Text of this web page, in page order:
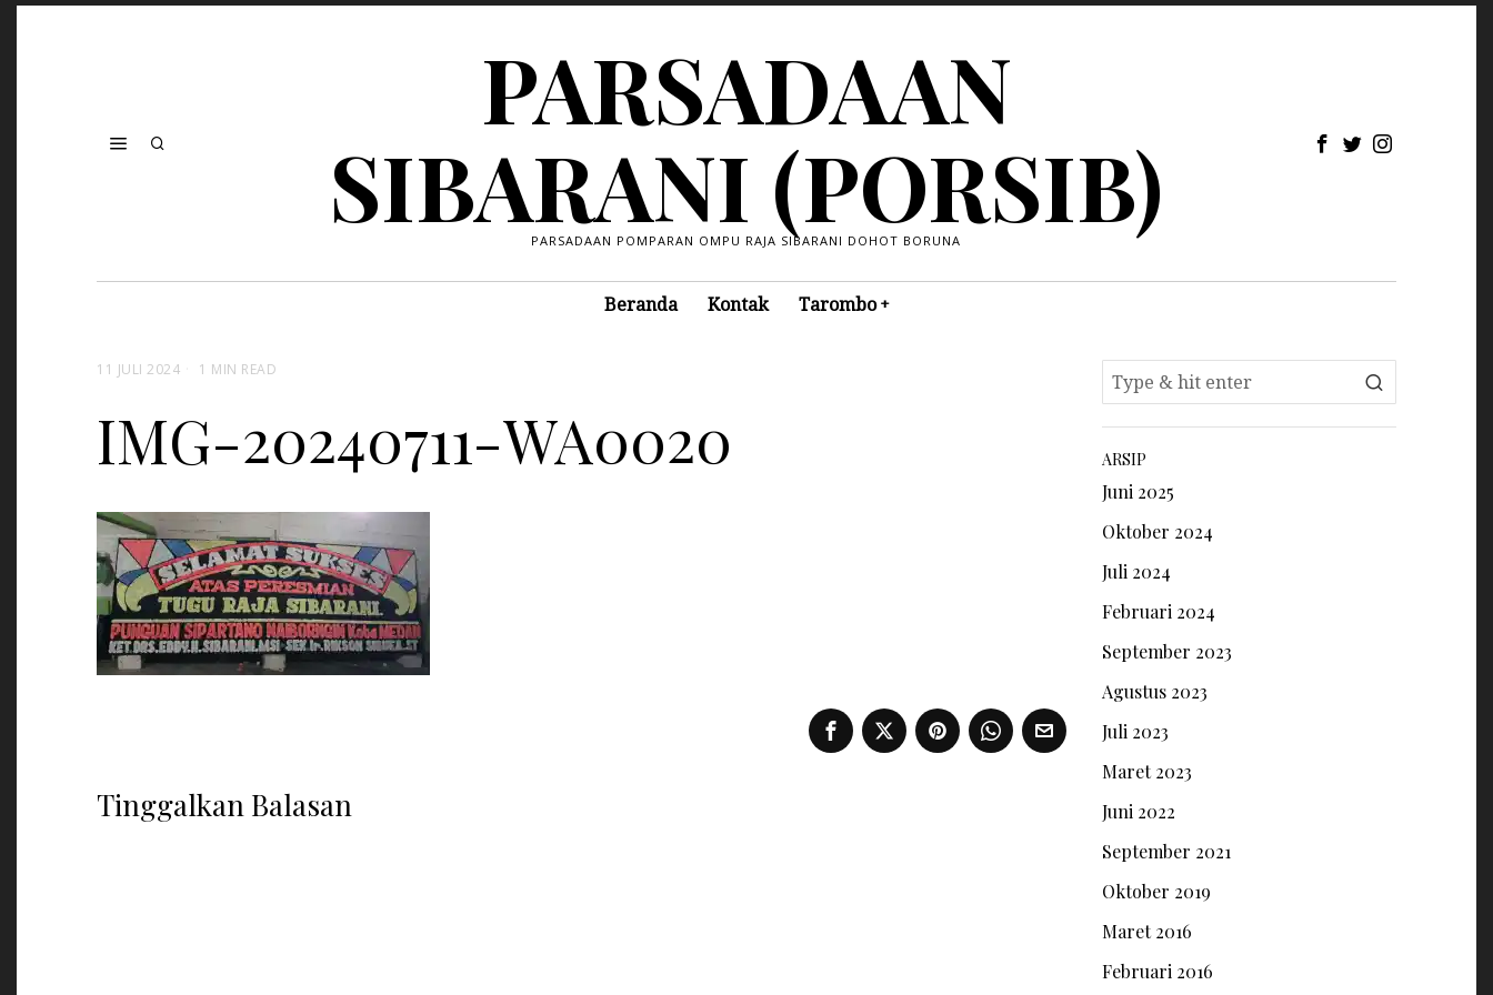
PARSADAAN
SIBARANI (PORSIB)
PARSADAAN POMPARAN OMPU RAJA SIBARANI DOHOT BORUNA
Beranda Kontak Tarombo
11 JULI 2024 1 MIN READ
IMG-20240711-WA0020
Tinggalkan Balasan
ARSIP
Juni 2025
Oktober 2024
Juli 2024
Februari 2024
September 2023
Agustus 2023
Juli 2023
Maret 2023
Juni 2022
September 2021
Oktober 2019
Maret 2016
Februari 2016